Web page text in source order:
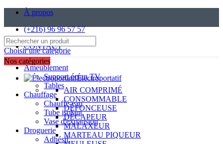
À propos
(+216) 96 96 57 57
CONTACT
Choisir une catégorie
Ameublement
Support écran TV
Tables
Chauffage
Chauffe-eau
Tube isolant
Vase d'expansion
Droguerie
Adhésif
Nos catégories
Électroportatif
AIR COMPRIMÉ
CONSOMMABLE
DÉFONCEUSE
DÉCAPEUR
MALAXEUR
MARTEAU PIQUEUR